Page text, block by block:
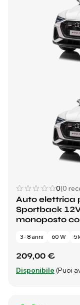
0(0
Auto elettrica
Sportback
monoposto
3 - 8 anni 60 W 5
209,00 €
Disponibile (Puoi